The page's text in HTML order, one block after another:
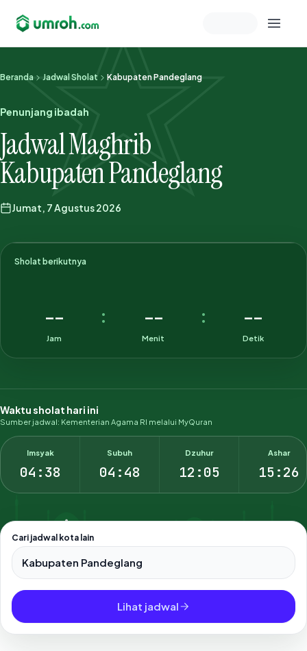
Memeriksa sesi akun
Beranda Jadwal Sholat Kabupaten Pandeglang
Penunjang ibadah
Jadwal Maghrib
Kabupaten Pandeglang
Jumat, 7 Agustus 2026
Sholat berikutnya
--
Jam
: --
Menit
: --
Detik
Waktu sholat hari ini
Sumber jadwal: Kementerian Agama RI melalui MyQuran
Imsyak
04:38
Subuh
04:48
Dzuhur
12:05
Ashar
15:26
Cari jadwal kota lain
Pilih salah satu dari 500+ kota dan kabupaten di Indonesia.
Lihat jadwal